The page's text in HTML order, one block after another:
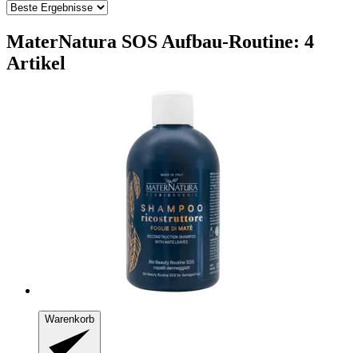
MaterNatura SOS Aufbau-Routine: 4
Artikel
Warenkorb